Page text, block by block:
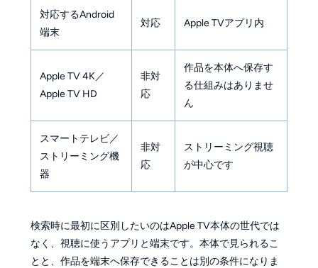
対応するAndroid
端末
対応 Apple TVアプリ内
Apple TV 4K／
Apple TV HD
非対
応
作品を本体へ保存す
る仕組みはありませ
ん
スマートテレビ／
ストリーミング機
器
非対
応
ストリーミング視聴
が中心です
検索時に最初に区別したいのはApple TV本体の世代では
なく、視聴に使うアプリと端末です。本体で見られるこ
とと、作品を端末へ保存できることは別の条件になりま